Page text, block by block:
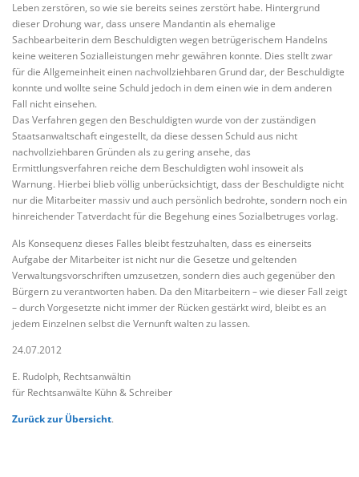
Leben zerstören, so wie sie bereits seines zerstört habe. Hintergrund
dieser Drohung war, dass unsere Mandantin als ehemalige
Sachbearbeiterin dem Beschuldigten wegen betrügerischem Handelns
keine weiteren Sozialleistungen mehr gewähren konnte. Dies stellt zwar
für die Allgemeinheit einen nachvollziehbaren Grund dar, der Beschuldigte
konnte und wollte seine Schuld jedoch in dem einen wie in dem anderen
Fall nicht einsehen.
Das Verfahren gegen den Beschuldigten wurde von der zuständigen
Staatsanwaltschaft eingestellt, da diese dessen Schuld aus nicht
nachvollziehbaren Gründen als zu gering ansehe, das
Ermittlungsverfahren reiche dem Beschuldigten wohl insoweit als
Warnung. Hierbei blieb völlig unberücksichtigt, dass der Beschuldigte nicht
nur die Mitarbeiter massiv und auch persönlich bedrohte, sondern noch ein
hinreichender Tatverdacht für die Begehung eines Sozialbetruges vorlag.
Als Konsequenz dieses Falles bleibt festzuhalten, dass es einerseits
Aufgabe der Mitarbeiter ist nicht nur die Gesetze und geltenden
Verwaltungsvorschriften umzusetzen, sondern dies auch gegenüber den
Bürgern zu verantworten haben. Da den Mitarbeitern – wie dieser Fall zeigt
– durch Vorgesetzte nicht immer der Rücken gestärkt wird, bleibt es an
jedem Einzelnen selbst die Vernunft walten zu lassen.
24.07.2012
E. Rudolph, Rechtsanwältin
für Rechtsanwälte Kühn & Schreiber
Zurück zur Übersicht.